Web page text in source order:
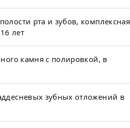
рта и зубов, комплексная
лет
камня с полировкой, в
зубных отложений в